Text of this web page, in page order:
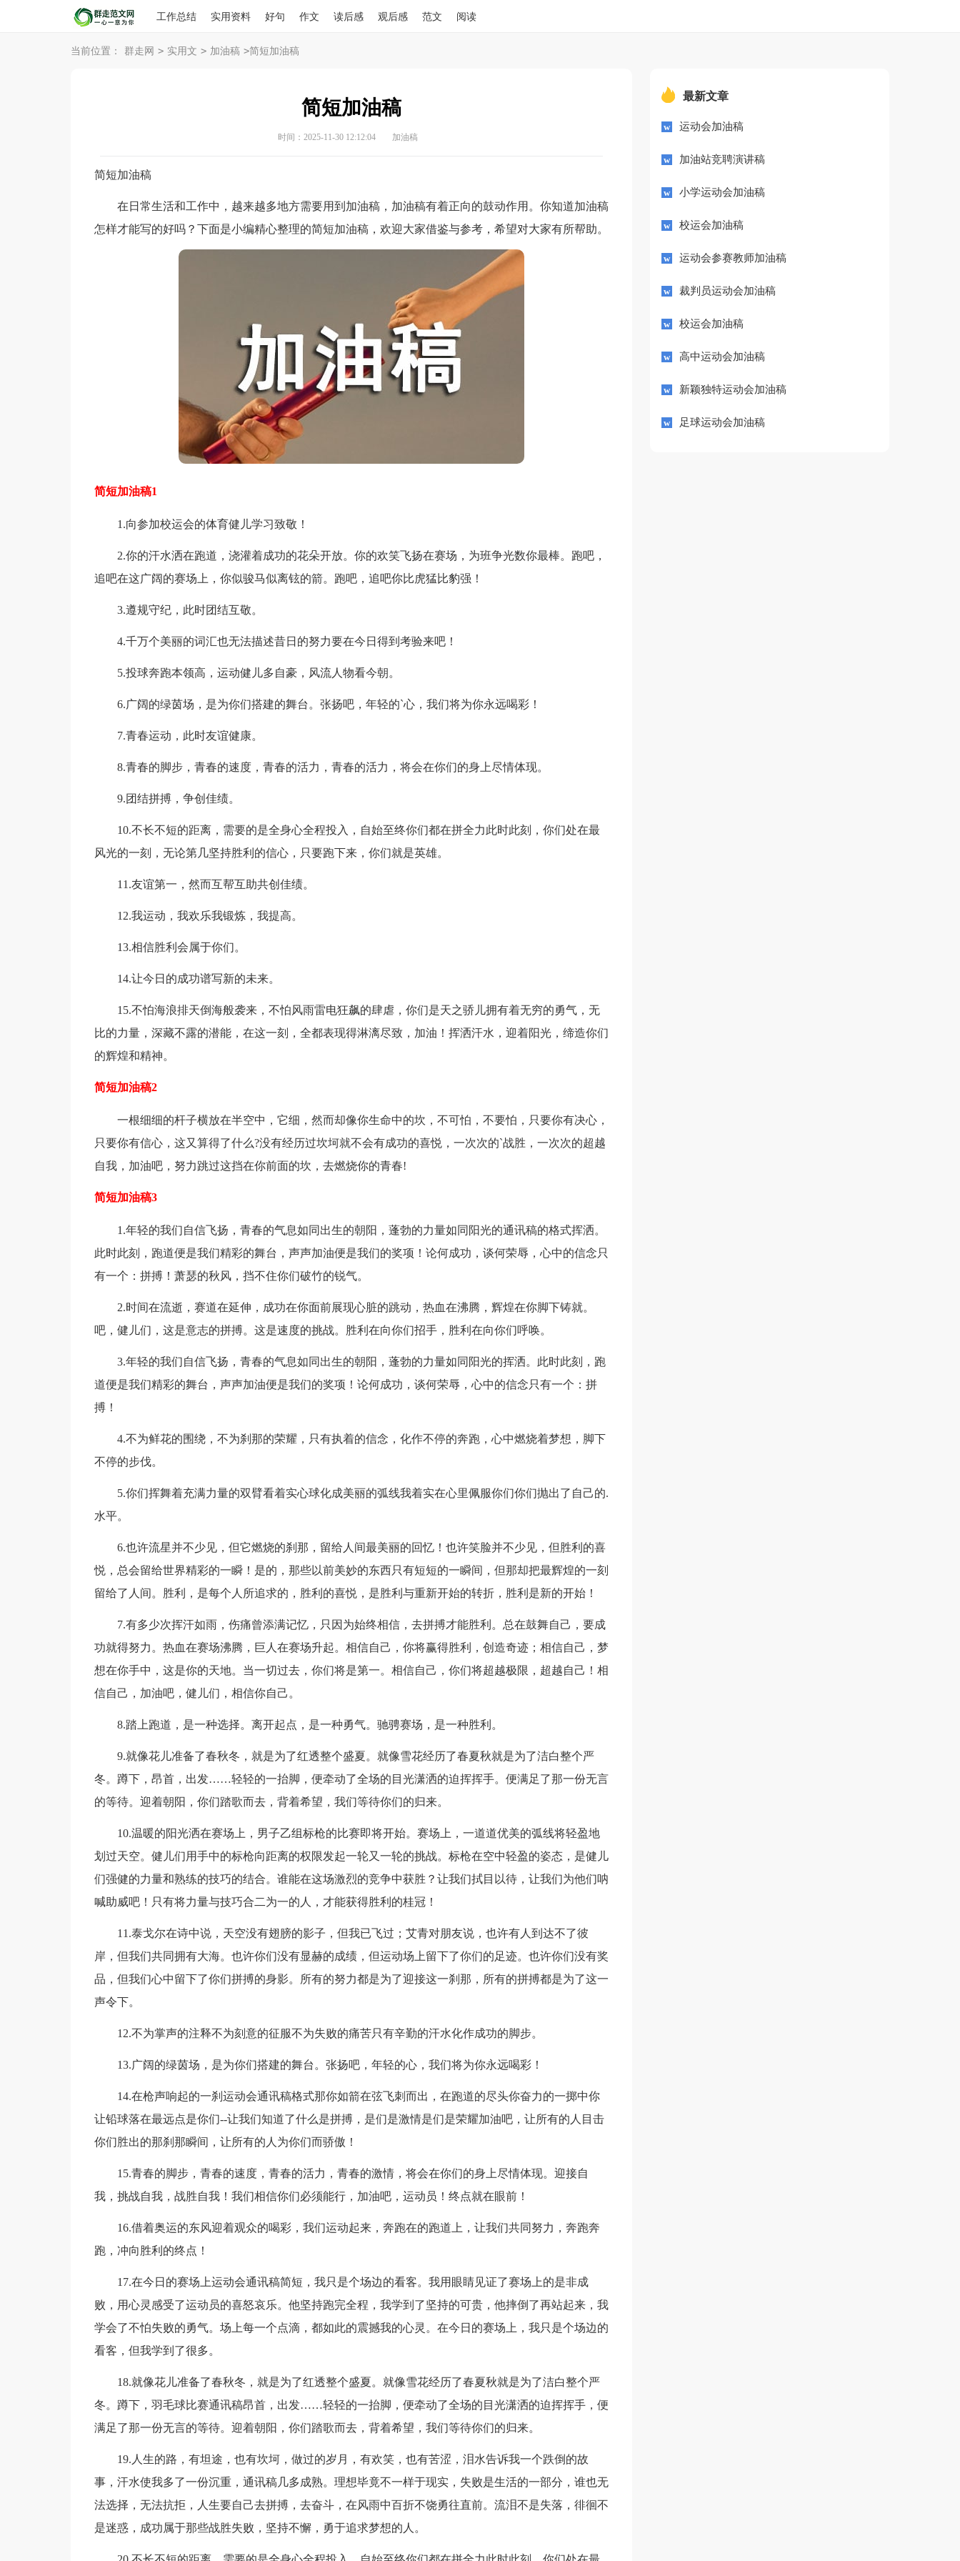
工作总结 实用资料 好句 作文 读后感 观后感 范文 阅读
当前位置： 群走网 > 实用文 > 加油稿 >简短加油稿
简短加油稿
时间：2025-11-30 12:12:04 加油稿
简短加油稿
在日常生活和工作中，越来越多地方需要用到加油稿，加油稿有着正向的鼓动作用。你知道加油稿
怎样才能写的好吗？下面是小编精心整理的简短加油稿，欢迎大家借鉴与参考，希望对大家有所帮助。
简短加油稿1
1.向参加校运会的体育健儿学习致敬！
2.你的汗水洒在跑道，浇灌着成功的花朵开放。你的欢笑飞扬在赛场，为班争光数你最棒。跑吧，
追吧在这广阔的赛场上，你似骏马似离铉的箭。跑吧，追吧你比虎猛比豹强！
3.遵规守纪，此时团结互敬。
4.千万个美丽的词汇也无法描述昔日的努力要在今日得到考验来吧！
5.投球奔跑本领高，运动健儿多自豪，风流人物看今朝。
6.广阔的绿茵场，是为你们搭建的舞台。张扬吧，年轻的`心，我们将为你永远喝彩！
7.青春运动，此时友谊健康。
8.青春的脚步，青春的速度，青春的活力，青春的活力，将会在你们的身上尽情体现。
9.团结拼搏，争创佳绩。
10.不长不短的距离，需要的是全身心全程投入，自始至终你们都在拼全力此时此刻，你们处在最
风光的一刻，无论第几坚持胜利的信心，只要跑下来，你们就是英雄。
11.友谊第一，然而互帮互助共创佳绩。
12.我运动，我欢乐我锻炼，我提高。
13.相信胜利会属于你们。
14.让今日的成功谱写新的未来。
15.不怕海浪排天倒海般袭来，不怕风雨雷电狂飙的肆虐，你们是天之骄儿拥有着无穷的勇气，无
比的力量，深藏不露的潜能，在这一刻，全都表现得淋漓尽致，加油！挥洒汗水，迎着阳光，缔造你们
的辉煌和精神。
简短加油稿2
一根细细的杆子横放在半空中，它细，然而却像你生命中的坎，不可怕，不要怕，只要你有决心，
只要你有信心，这又算得了什么?没有经历过坎坷就不会有成功的喜悦，一次次的`战胜，一次次的超越
自我，加油吧，努力跳过这挡在你前面的坎，去燃烧你的青春!
简短加油稿3
1.年轻的我们自信飞扬，青春的气息如同出生的朝阳，蓬勃的力量如同阳光的通讯稿的格式挥洒。
此时此刻，跑道便是我们精彩的舞台，声声加油便是我们的奖项！论何成功，谈何荣辱，心中的信念只
有一个：拼搏！萧瑟的秋风，挡不住你们破竹的锐气。
2.时间在流逝，赛道在延伸，成功在你面前展现心脏的跳动，热血在沸腾，辉煌在你脚下铸就。
吧，健儿们，这是意志的拼搏。这是速度的挑战。胜利在向你们招手，胜利在向你们呼唤。
3.年轻的我们自信飞扬，青春的气息如同出生的朝阳，蓬勃的力量如同阳光的挥洒。此时此刻，跑
道便是我们精彩的舞台，声声加油便是我们的奖项！论何成功，谈何荣辱，心中的信念只有一个：拼
搏！
4.不为鲜花的围绕，不为刹那的荣耀，只有执着的信念，化作不停的奔跑，心中燃烧着梦想，脚下
不停的步伐。
5.你们挥舞着充满力量的双臂看着实心球化成美丽的弧线我着实在心里佩服你们你们抛出了自己的.
水平。
6.也许流星并不少见，但它燃烧的刹那，留给人间最美丽的回忆！也许笑脸并不少见，但胜利的喜
悦，总会留给世界精彩的一瞬！是的，那些以前美妙的东西只有短短的一瞬间，但那却把最辉煌的一刻
留给了人间。胜利，是每个人所追求的，胜利的喜悦，是胜利与重新开始的转折，胜利是新的开始！
7.有多少次挥汗如雨，伤痛曾添满记忆，只因为始终相信，去拼搏才能胜利。总在鼓舞自己，要成
功就得努力。热血在赛场沸腾，巨人在赛场升起。相信自己，你将赢得胜利，创造奇迹；相信自己，梦
想在你手中，这是你的天地。当一切过去，你们将是第一。相信自己，你们将超越极限，超越自己！相
信自己，加油吧，健儿们，相信你自己。
8.踏上跑道，是一种选择。离开起点，是一种勇气。驰骋赛场，是一种胜利。
9.就像花儿准备了春秋冬，就是为了红透整个盛夏。就像雪花经历了春夏秋就是为了洁白整个严
冬。蹲下，昂首，出发……轻轻的一抬脚，便牵动了全场的目光潇洒的迫挥挥手。便满足了那一份无言
的等待。迎着朝阳，你们踏歌而去，背着希望，我们等待你们的归来。
10.温暖的阳光洒在赛场上，男子乙组标枪的比赛即将开始。赛场上，一道道优美的弧线将轻盈地
划过天空。健儿们用手中的标枪向距离的权限发起一轮又一轮的挑战。标枪在空中轻盈的姿态，是健儿
们强健的力量和熟练的技巧的结合。谁能在这场激烈的竞争中获胜？让我们拭目以待，让我们为他们呐
喊助威吧！只有将力量与技巧合二为一的人，才能获得胜利的桂冠！
11.泰戈尔在诗中说，天空没有翅膀的影子，但我已飞过；艾青对朋友说，也许有人到达不了彼
岸，但我们共同拥有大海。也许你们没有显赫的成绩，但运动场上留下了你们的足迹。也许你们没有奖
品，但我们心中留下了你们拼搏的身影。所有的努力都是为了迎接这一刹那，所有的拼搏都是为了这一
声令下。
12.不为掌声的注释不为刻意的征服不为失败的痛苦只有辛勤的汗水化作成功的脚步。
13.广阔的绿茵场，是为你们搭建的舞台。张扬吧，年轻的心，我们将为你永远喝彩！
14.在枪声响起的一刹运动会通讯稿格式那你如箭在弦飞刺而出，在跑道的尽头你奋力的一掷中你
让铅球落在最远点是你们--让我们知道了什么是拼搏，是们是激情是们是荣耀加油吧，让所有的人目击
你们胜出的那刹那瞬间，让所有的人为你们而骄傲！
15.青春的脚步，青春的速度，青春的活力，青春的激情，将会在你们的身上尽情体现。迎接自
我，挑战自我，战胜自我！我们相信你们必须能行，加油吧，运动员！终点就在眼前！
16.借着奥运的东风迎着观众的喝彩，我们运动起来，奔跑在的跑道上，让我们共同努力，奔跑奔
跑，冲向胜利的终点！
17.在今日的赛场上运动会通讯稿简短，我只是个场边的看客。我用眼睛见证了赛场上的是非成
败，用心灵感受了运动员的喜怒哀乐。他坚持跑完全程，我学到了坚持的可贵，他摔倒了再站起来，我
学会了不怕失败的勇气。场上每一个点滴，都如此的震撼我的心灵。在今日的赛场上，我只是个场边的
看客，但我学到了很多。
18.就像花儿准备了春秋冬，就是为了红透整个盛夏。就像雪花经历了春夏秋就是为了洁白整个严
冬。蹲下，羽毛球比赛通讯稿昂首，出发……轻轻的一抬脚，便牵动了全场的目光潇洒的迫挥挥手，便
满足了那一份无言的等待。迎着朝阳，你们踏歌而去，背着希望，我们等待你们的归来。
19.人生的路，有坦途，也有坎坷，做过的岁月，有欢笑，也有苦涩，泪水告诉我一个跌倒的故
事，汗水使我多了一份沉重，通讯稿几多成熟。理想毕竟不一样于现实，失败是生活的一部分，谁也无
法选择，无法抗拒，人生要自己去拼搏，去奋斗，在风雨中百折不饶勇往直前。流泪不是失落，徘徊不
是迷惑，成功属于那些战胜失败，坚持不懈，勇于追求梦想的人。
最新文章
运动会加油稿
加油站竞聘演讲稿
小学运动会加油稿
校运会加油稿
运动会参赛教师加油稿
裁判员运动会加油稿
校运会加油稿
高中运动会加油稿
新颖独特运动会加油稿
足球运动会加油稿